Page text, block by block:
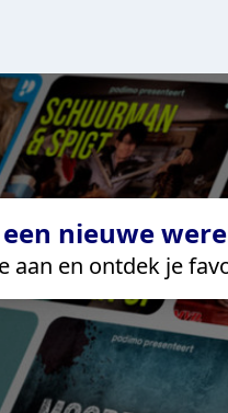
nieuwe
aan en ontdek je